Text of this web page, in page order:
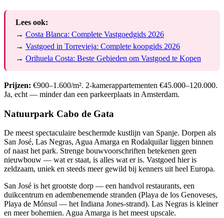
Lees ook:
→ Costa Blanca: Complete Vastgoedgids 2026
→ Vastgoed in Torrevieja: Complete koopgids 2026
→ Orihuela Costa: Beste Gebieden om Vastgoed te Kopen
Prijzen: €900–1.600/m². 2-kamerappartementen €45.000–120.000.
Ja, echt — minder dan een parkeerplaats in Amsterdam.
Natuurpark Cabo de Gata
De meest spectaculaire beschermde kustlijn van Spanje. Dorpen als
San José, Las Negras, Agua Amarga en Rodalquilar liggen binnen
of naast het park. Strenge bouwvoorschriften betekenen geen
nieuwbouw — wat er staat, is alles wat er is. Vastgoed hier is
zeldzaam, uniek en steeds meer gewild bij kenners uit heel Europa.
San José is het grootste dorp — een handvol restaurants, een
duikcentrum en adembenemende stranden (Playa de los Genoveses,
Playa de Mónsul — het Indiana Jones-strand). Las Negras is kleiner
en meer bohemien. Agua Amarga is het meest upscale.